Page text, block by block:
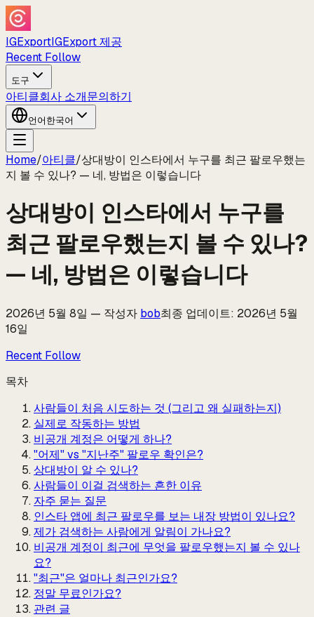
IGExportIGExport 제공
Recent Follow
도구
아티클회사 소개문의하기
언어 한국어
Home/아티클/상대방이 인스타에서 누구를 최근 팔로우했는
지 볼 수 있나? — 네, 방법은 이렇습니다
상대방이 인스타에서 누구를
최근 팔로우했는지 볼 수 있나?
— 네, 방법은 이렇습니다
2026년 5월 8일 — 작성자 bob최종 업데이트: 2026년 5월
16일
Recent Follow
목차
사람들이 처음 시도하는 것 (그리고 왜 실패하는지)
실제로 작동하는 방법
비공개 계정은 어떻게 하나?
"어제" vs "지난주" 팔로우 확인은?
상대방이 알 수 있나?
사람들이 이걸 검색하는 흔한 이유
자주 묻는 질문
인스타 앱에 최근 팔로우를 보는 내장 방법이 있나요?
제가 검색하는 사람에게 알림이 가나요?
비공개 계정이 최근에 무엇을 팔로우했는지 볼 수 있나
요?
"최근"은 얼마나 최근인가요?
정말 무료인가요?
관련 글